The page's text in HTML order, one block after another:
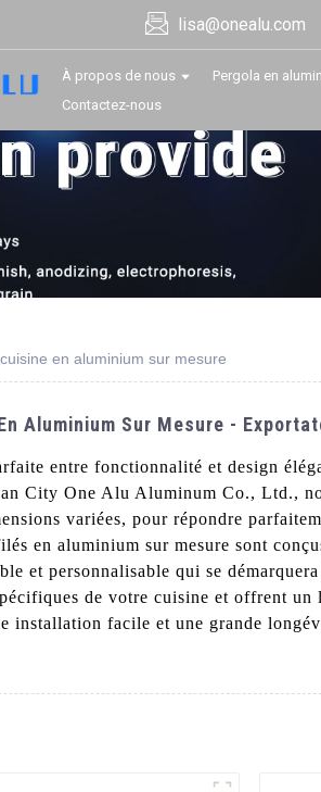
lisa@onealu.com
À propos de nous Pergola en
Contactez-nous
en aluminium sur mesure
Aluminium Sur Mesure -
entre fonctionnalité et design
City One Alu Aluminum Co., Ltd.,
variées, pour répondre
en aluminium sur mesure sont
et personnalisable qui se
de votre cuisine et offrent un
installation facile et une grande